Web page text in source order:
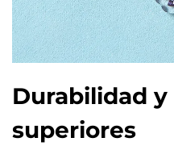
Durabilidad
superiores